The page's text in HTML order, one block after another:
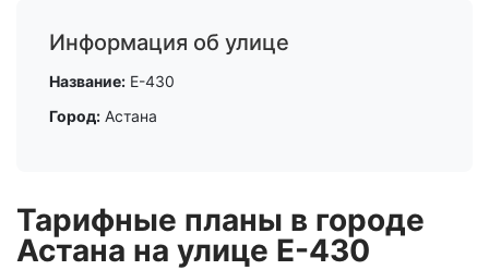
возможность
подключения
Проверить
возможность
подключения по
Заявка на
Информация об улице
Название: Е-430
Город: Астана
Тарифные планы в городе
Астана на улице Е-430